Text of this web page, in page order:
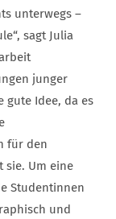
unterwegs –
sagt Julia
junger
gute Idee, da es
für den
sie. Um eine
Studentinnen
und